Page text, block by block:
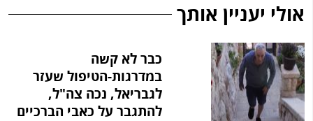
אולי יעניין אותך
כבר לא קשה
במדרגות-הטיפול שעזר
לגבריאל, נכה צה"ל,
להתגבר על כאבי הברכיים